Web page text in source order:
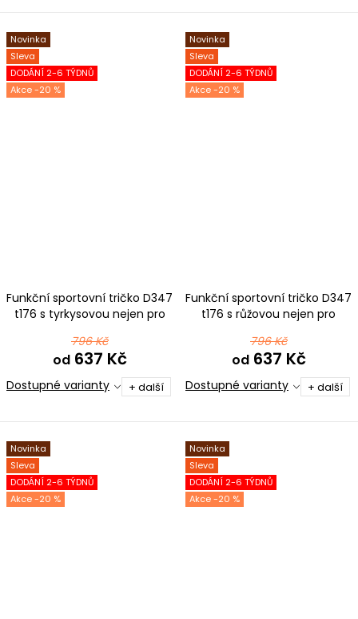
Novinka
Sleva
DODÁNÍ 2-6 TÝDNŮ
-20 %
Funkční sportovní tričko D347
t176 s tyrkysovou nejen pro
796 Kč
od637 Kč
Dostupné varianty + další
Novinka
Sleva
DODÁNÍ 2-6 TÝDNŮ
-20 %
Funkční sportovní tričko D347
t176 s růžovou nejen pro
796 Kč
od637 Kč
Dostupné varianty + další
Novinka
Sleva
DODÁNÍ 2-6 TÝDNŮ
-20 %
Novinka
Sleva
DODÁNÍ 2-6 TÝDNŮ
-20 %